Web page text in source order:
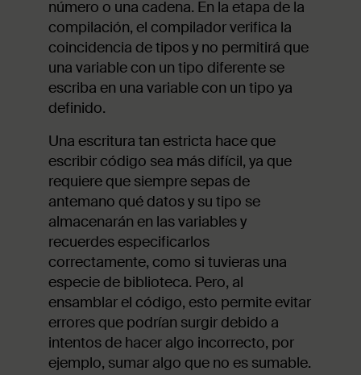
número o una cadena. En la etapa de la
compilación, el compilador verifica la
coincidencia de tipos y no permitirá que
una variable con un tipo diferente se
escriba en una variable con un tipo ya
definido.
Una escritura tan estricta hace que
escribir código sea más difícil, ya que
requiere que siempre sepas de
antemano qué datos y su tipo se
almacenarán en las variables y
recuerdes especificarlos
correctamente, como si tuvieras una
especie de biblioteca. Pero, al
ensamblar el código, esto permite evitar
errores que podrían surgir debido a
intentos de hacer algo incorrecto, por
ejemplo, sumar algo que no es sumable.